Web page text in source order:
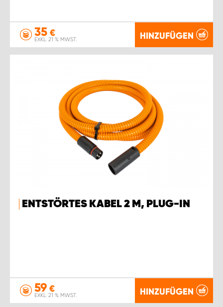
35 €
EXKL. 21 % MWST. HINZUFÜGEN
ENTSTÖRTES KABEL 2 M, PLUG-IN
59 €
EXKL. 21 % MWST. HINZUFÜGEN